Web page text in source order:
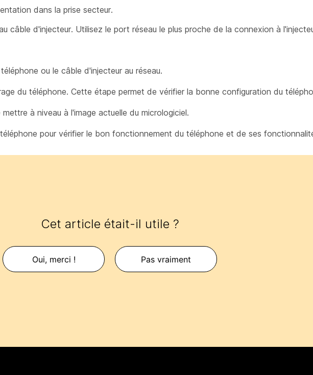
dans la prise secteur.
câble d'injecteur. Utilisez le port réseau le plus proche de la connexion à
ou le câble d'injecteur au réseau.
du téléphone. Cette étape permet de vérifier la bonne configuration du
à niveau à l'image actuelle du micrologiciel.
pour vérifier le bon fonctionnement du téléphone et de ses
Cet article était-il utile ?
Oui, merci ! Pas vraiment